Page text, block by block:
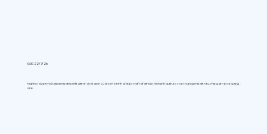
0:00 22/7/26
Hightec Systems (Okayama) đã ra mắt AIfitte, một dịch vụ tạo mô hình AI được thiết kế để tạo hình ảnh quần áo cho thương mại điện tử, mạng xã hội và quảng
cáo.